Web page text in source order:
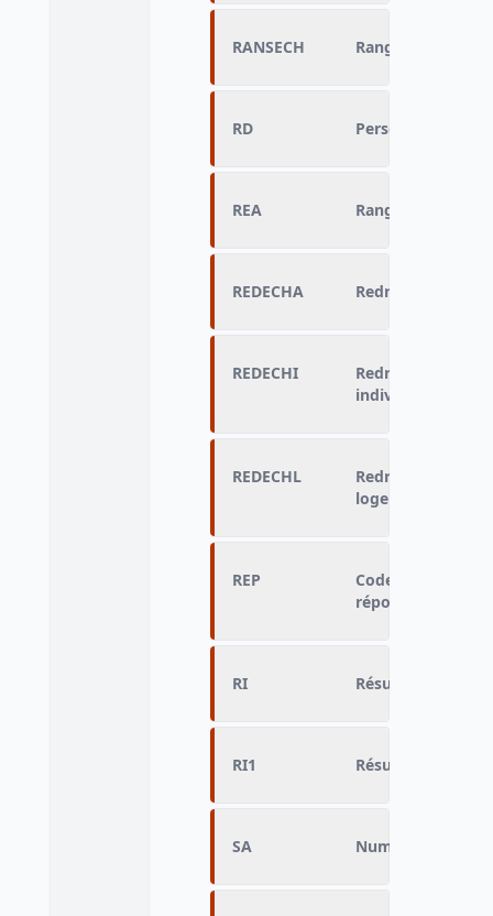
RANSECH Rang
RD Personne ayant
REA Rang de l'enquête
REDECHA Redressement
REDECHI
Redressement
individu
REDECHL
Redressement
logement
REP
Code servant au
réponses
RI Résultat de
RI1 Résultat de
SA Numéro de sous-